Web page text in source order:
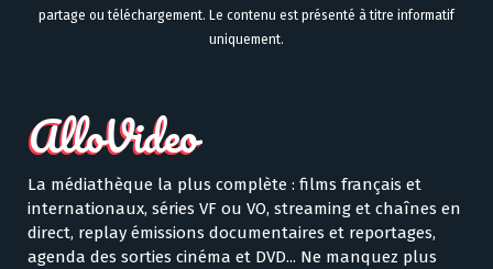
partage ou téléchargement. Le contenu est présenté à titre informatif
uniquement.
La médiathèque la plus complète : films français et
internationaux, séries VF ou VO, streaming et chaînes en
direct, replay émissions documentaires et reportages,
agenda des sorties cinéma et DVD... Ne manquez plus